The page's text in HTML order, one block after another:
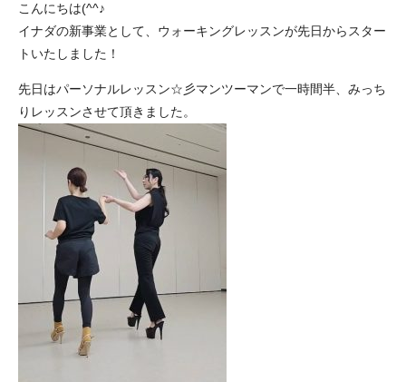
こんにちは(^^♪
イナダの新事業として、ウォーキングレッスンが先日からスター
トいたしました！
先日はパーソナルレッスン☆彡マンツーマンで一時間半、みっち
りレッスンさせて頂きました。